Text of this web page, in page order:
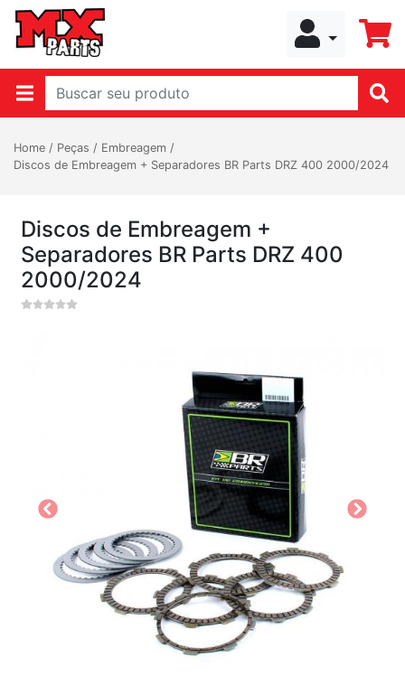
Home / Peças / Embreagem /
Discos de Embreagem + Separadores BR Parts DRZ 400 2000/2024
Discos de Embreagem +
Separadores BR Parts DRZ 400
2000/2024